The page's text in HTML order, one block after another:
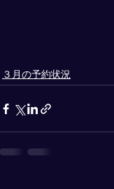
３月の予約状況